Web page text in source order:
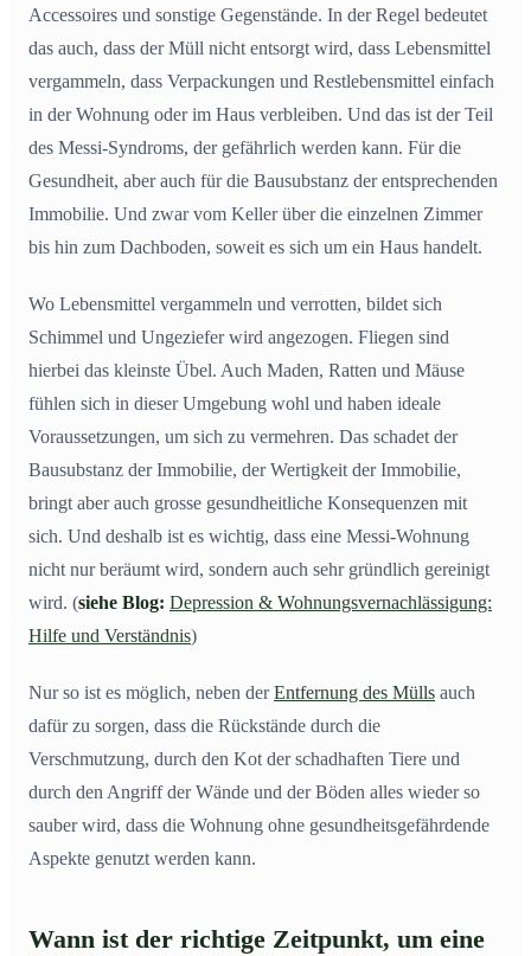
Accessoires und sonstige Gegenstände. In der Regel bedeutet
das auch, dass der Müll nicht entsorgt wird, dass Lebensmittel
vergammeln, dass Verpackungen und Restlebensmittel einfach
in der Wohnung oder im Haus verbleiben. Und das ist der Teil
des Messi-Syndroms, der gefährlich werden kann. Für die
Gesundheit, aber auch für die Bausubstanz der entsprechenden
Immobilie. Und zwar vom Keller über die einzelnen Zimmer
bis hin zum Dachboden, soweit es sich um ein Haus handelt.
Wo Lebensmittel vergammeln und verrotten, bildet sich
Schimmel und Ungeziefer wird angezogen. Fliegen sind
hierbei das kleinste Übel. Auch Maden, Ratten und Mäuse
fühlen sich in dieser Umgebung wohl und haben ideale
Voraussetzungen, um sich zu vermehren. Das schadet der
Bausubstanz der Immobilie, der Wertigkeit der Immobilie,
bringt aber auch grosse gesundheitliche Konsequenzen mit
sich. Und deshalb ist es wichtig, dass eine Messi-Wohnung
nicht nur beräumt wird, sondern auch sehr gründlich gereinigt
wird. (siehe Blog: Depression & Wohnungsvernachlässigung:
Hilfe und Verständnis)
Nur so ist es möglich, neben derEntfernung des Mülls auch
dafür zu sorgen, dass die Rückstände durch die
Verschmutzung, durch den Kot der schadhaften Tiere und
durch den Angriff der Wände und der Böden alles wieder so
sauber wird, dass die Wohnung ohne gesundheitsgefährdende
Aspekte genutzt werden kann.
Wann ist der richtige Zeitpunkt, um eine